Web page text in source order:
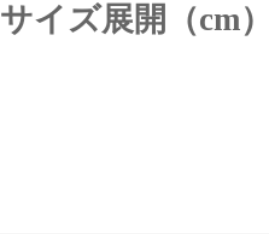
サイズ展開（cm